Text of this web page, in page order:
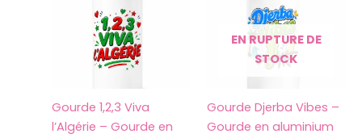
Gourde 1,2,3 Viva
l’Algérie – Gourde en
EN RUPTURE DE
STOCK
Gourde Djerba Vibes –
Gourde en aluminium